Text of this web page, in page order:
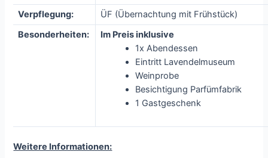
Verpflegung:
ÜF (Übernachtung mit Frühstück)
Besonderheiten:
Im Preis inklusive
1x Abendessen
Eintritt Lavendelmuseum
Weinprobe
Besichtigung Parfümfabrik
1 Gastgeschenk
Weitere Informationen: